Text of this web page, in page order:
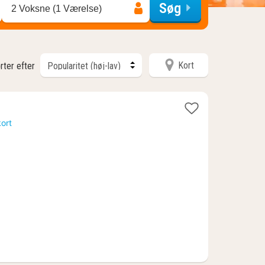
2 Voksne (1 Værelse) Søg
efter Kort